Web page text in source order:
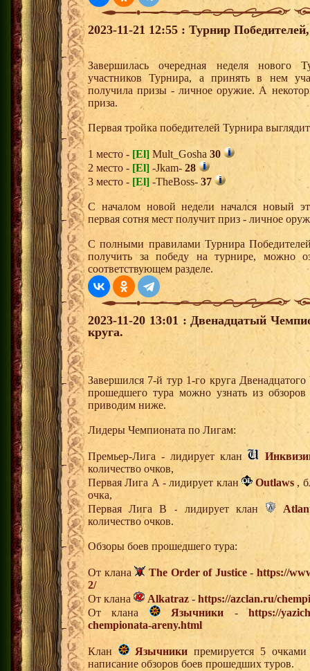
2023-11-21 12:55 : Турнир
Завершилась очередная неделя нового
участников Турнира, а принять в нем
получила призы - личное оружие. А
приза.
Первая тройка победителей Турнира
1 место - [El] Mult_Gosha 30
2 место - [El] -Jkam- 28
3 место - [El] -TheBoss- 37
С началом новой недели начался новый
первая сотня мест получит приз - личное
С полными правилами Турнира
получить за победу на турнире, можно
соответствующем разделе.
2023-11-20 13:01 : Двенадцатый
круга.
Завершился 7-й тур 1-го круга
прошедшего тура можно узнать из
приводим ниже.
Лидеры Чемпионата по Лигам:
Премьер-Лига - лидирует клан
количество очков,
Первая Лига А - лидирует клан
Outlaws ,
очка,
Первая Лига В - лидирует клан
количество очков.
Обзоры боев прошедшего тура:
От клана The Order of Justice- https://
2/
От клана
Alkatraz - https://azclan.ru/
От клана
Язычники -https://
chempionata-areny.html
Клан Язычники премируется 5
написание обзоров боев прошедших туров.